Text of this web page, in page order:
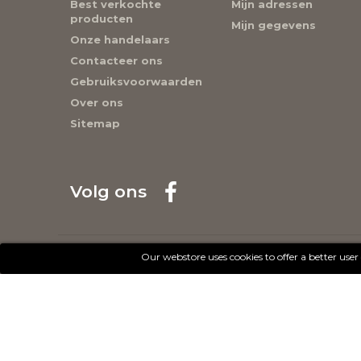
Our webstore uses cookies to offer a better
Best verkochte
producten
Onze handelaars
Contacteer ons
Gebruiksvoorwaarden
Over ons
Sitemap
Mijn adressen
Mijn gegevens
Volg ons